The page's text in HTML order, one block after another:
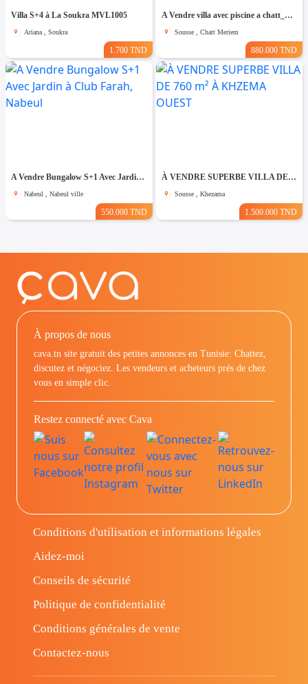
Villa S+4 à La Soukra MVL1005
Ariana , Soukra
1.700 TND
A Vendre villa avec piscine a chatt_mariem pré résidence Costa
Sousse , Chatt Meriem
880.000 TND
A Vendre Bungalow S+1 Avec Jardin à Club Farah, Nabeul
Nabeul , Nabeul ville
550.000 TND
À VENDRE SUPERBE VILLA DE 760 m² À KHZEMA OUEST
Sousse , Khezama
1.500.000 TND
À propos de nous
cava.tn site gratuit des petites annonces en Tunisie: Chattez,
discutez et négociez. Les vendeurs et acheteurs prés de chez
vous en simple clic.
Restez connecté avec Cava
Conditions d'utilisation et informations légales
Aidez-moi
Conseils de sécurité
Politique de confidentialité
Conditions générales de vente
Contactez-nous